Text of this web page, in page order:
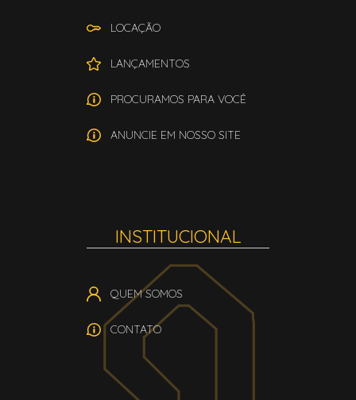
LOCAÇÃO
LANÇAMENTOS
PROCURAMOS PARA VOCÊ
ANUNCIE EM NOSSO SITE
INSTITUCIONAL
QUEM SOMOS
CONTATO